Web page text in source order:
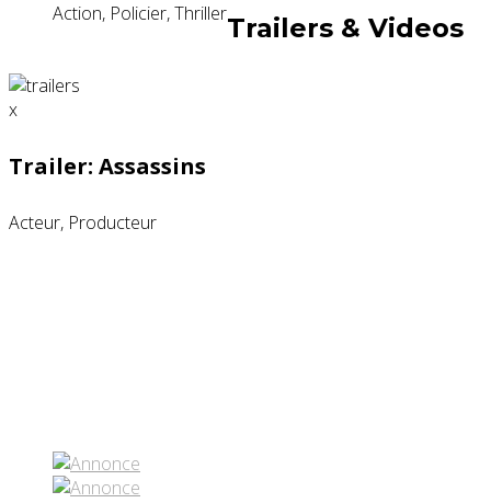
Action, Policier, ThrillerTrailers & Videos
x
Trailer: Assassins
Acteur, Producteur